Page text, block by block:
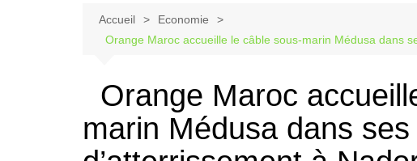
Accueil
Economie
Orange Maroc accueille le câble sous-marin Médusa dans
Orange Maroc
marin Médusa dans